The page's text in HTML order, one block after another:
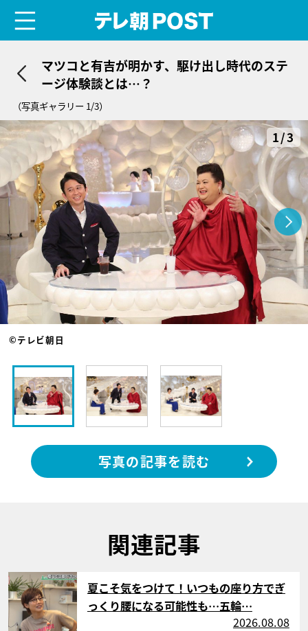
マツコと有吉が明かす、駆け出し時代のステ
ージ体験談とは…？
（写真ギャラリー 1/3）
1/3
©テレビ朝日
写真の記事を読む
関連記事
サムネイル
夏こそ気をつけて！いつもの座り方でぎ
っくり腰になる可能性も…五輪…
2026.08.08